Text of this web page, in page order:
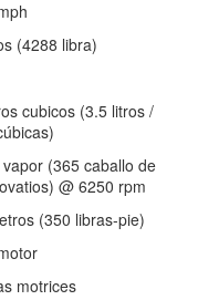
(4288 libra)
cubicos (3.5 litros /
(365 caballo de
@ 6250 rpm
(350 libras-pie)
motrices